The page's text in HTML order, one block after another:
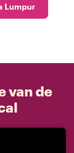
Lumpur
van de